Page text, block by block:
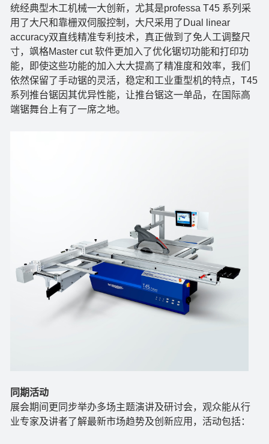
统经典型木工机械一大创新，尤其是professa T45 系列采
用了大尺和靠栅双伺服控制，大尺采用了Dual linear
accuracy双直线精准专利技术，真正做到了免人工调整尺
寸，飒格Master cut 软件更加入了优化锯切功能和打印功
能，即使这些功能的加入大大提高了精准度和效率，我们
依然保留了手动锯的灵活，稳定和工业重型机的特点，T45
系列推台锯因其优异性能，让推台锯这一单品，在国际高
端锯舞台上有了一席之地。
同期活动
展会期间更同步举办多场主题演讲及研讨会，观众能从行
业专家及讲者了解最新市场趋势及创新应用，活动包括：